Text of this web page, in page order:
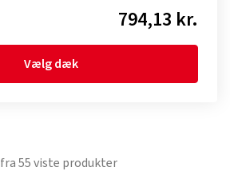
794,13 kr.
Vælg dæk
fra55viste produkter